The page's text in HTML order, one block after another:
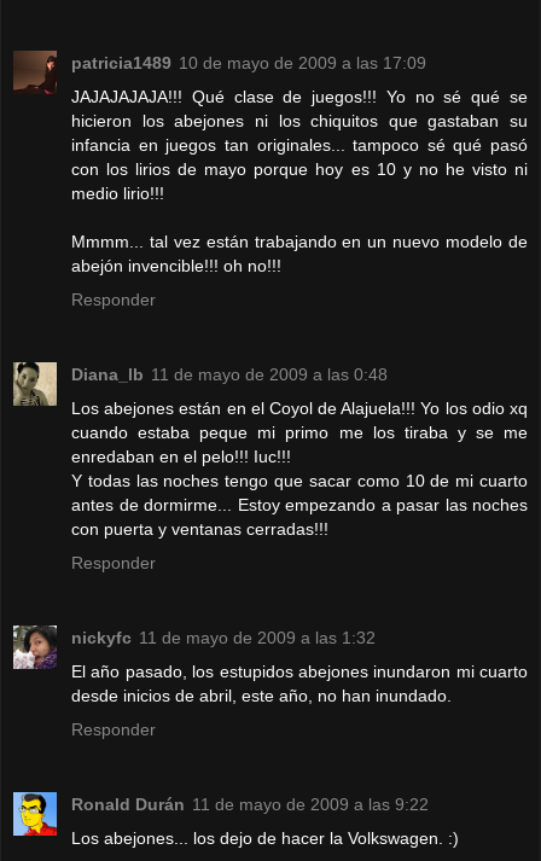
patricia1489 10 de mayo de 2009 a las 17:09
JAJAJAJAJA!!! Qué clase de juegos!!! Yo no sé qué se
hicieron los abejones ni los chiquitos que gastaban su
infancia en juegos tan originales... tampoco sé qué pasó
con los lirios de mayo porque hoy es 10 y no he visto ni
medio lirio!!!
Mmmm... tal vez están trabajando en un nuevo modelo de
abejón invencible!!! oh no!!!
Responder
Diana_lb 11 de mayo de 2009 a las 0:48
Los abejones están en el Coyol de Alajuela!!! Yo los odio xq
cuando estaba peque mi primo me los tiraba y se me
enredaban en el pelo!!! Iuc!!!
Y todas las noches tengo que sacar como 10 de mi cuarto
antes de dormirme... Estoy empezando a pasar las noches
con puerta y ventanas cerradas!!!
Responder
nickyfc 11 de mayo de 2009 a las 1:32
El año pasado, los estupidos abejones inundaron mi cuarto
desde inicios de abril, este año, no han inundado.
Responder
Ronald Durán 11 de mayo de 2009 a las 9:22
Los abejones... los dejo de hacer la Volkswagen. :)